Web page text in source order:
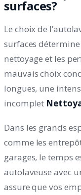
surfaces?
Le choix de
surfaces
nettoyage et les
mauvais choix
longues, une
incomplet
Dans les grands
comme les
garages, le temps
autolaveuse avec
assure que vos